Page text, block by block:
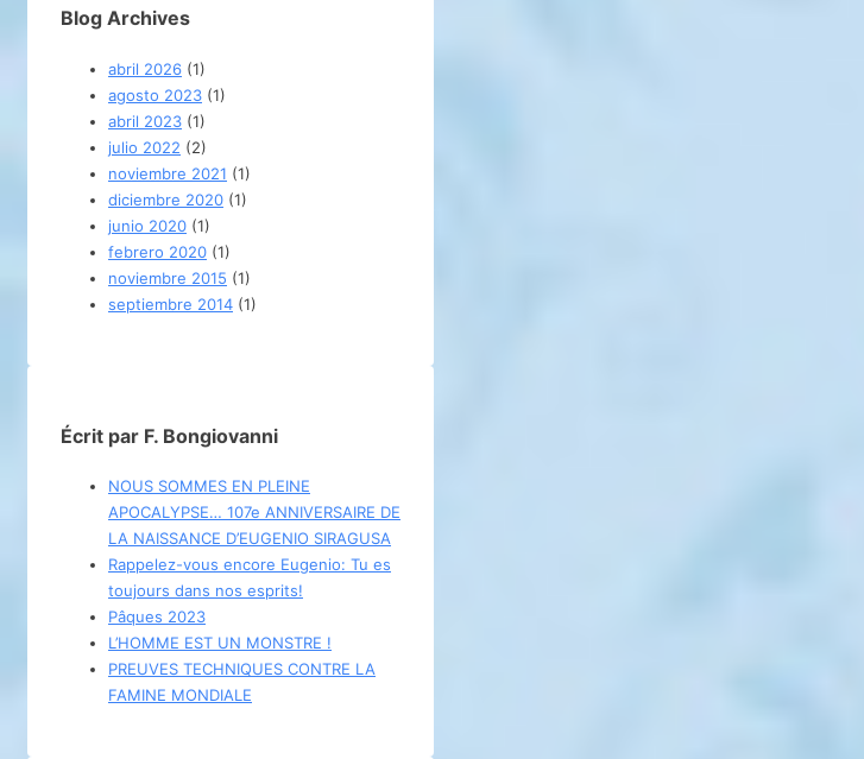
Blog Archives
abril 2026 (1)
agosto 2023 (1)
abril 2023 (1)
julio 2022 (2)
noviembre 2021 (1)
diciembre 2020 (1)
junio 2020 (1)
febrero 2020 (1)
noviembre 2015 (1)
septiembre 2014 (1)
Écrit par F. Bongiovanni
NOUS SOMMES EN PLEINE
APOCALYPSE… 107e ANNIVERSAIRE DE
LA NAISSANCE D’EUGENIO SIRAGUSA
Rappelez-vous encore Eugenio: Tu es
toujours dans nos esprits!
Pâques 2023
L’HOMME EST UN MONSTRE !
PREUVES TECHNIQUES CONTRE LA
FAMINE MONDIALE